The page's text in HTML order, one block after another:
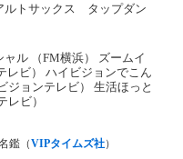
トサックス タップダン
ル （FM横浜） ズームイ
レビ） ハイビジョンでこん
ジョンテレビ） 生活ほっと
レビ）
鑑（VIPタイムズ社）